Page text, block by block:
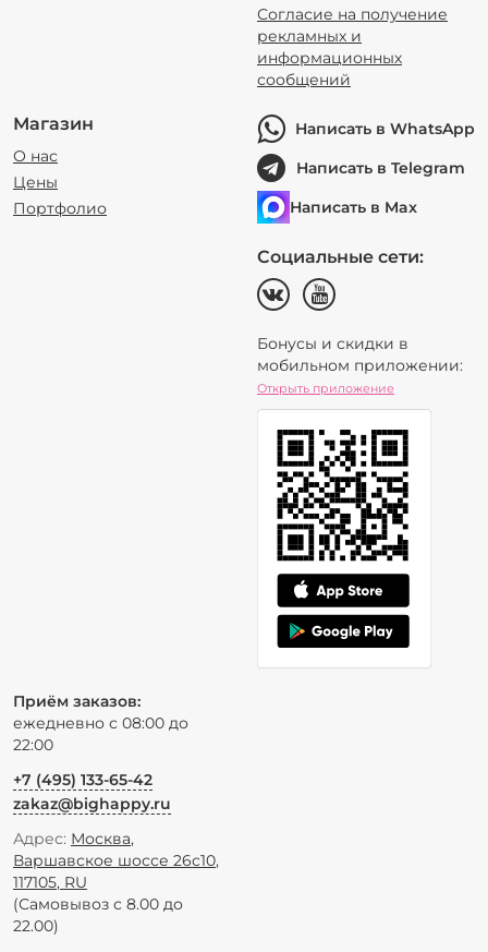
Согласие на получение
рекламных и
информационных
сообщений
Магазин
О нас
Цены
Портфолио
Написать в WhatsApp
Написать в Telegram
Написать в Max
Социальные сети:
Бонусы и скидки в
мобильном приложении:
Открыть приложение
Приём заказов:
ежедневно с 08:00 до
22:00
+7 (495) 133-65-42
zakaz@bighappy.ru
Адрес: Москва,
Варшавское шоссе 26с10,
117105, RU
(Самовывоз с 8.00 до
22.00)